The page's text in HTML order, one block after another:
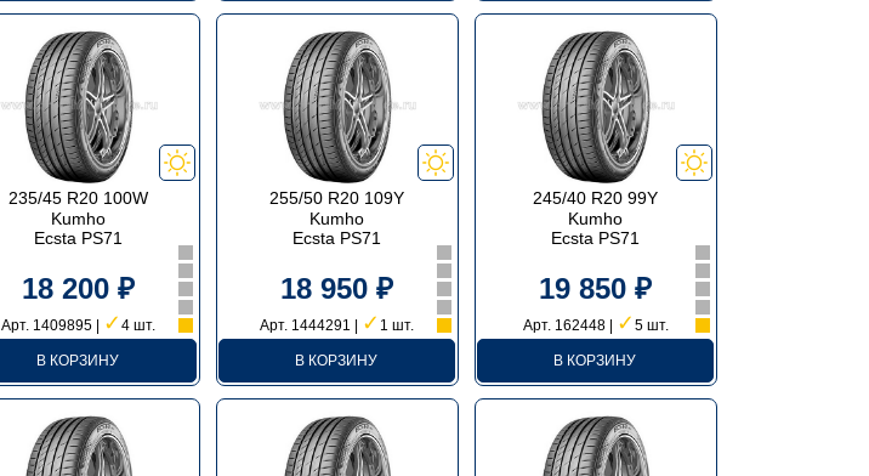
235/45 R20 100W
Kumho
Ecsta PS71
18 200 ₽
Арт. 1409895 | ✓ 4 шт.
В КОРЗИНУ
255/50 R20 109Y
Kumho
Ecsta PS71
18 950 ₽
Арт. 1444291 | ✓ 1 шт.
В КОРЗИНУ
245/40 R20 99Y
Kumho
Ecsta PS71
19 850 ₽
Арт. 162448 | ✓ 5 шт.
В КОРЗИНУ